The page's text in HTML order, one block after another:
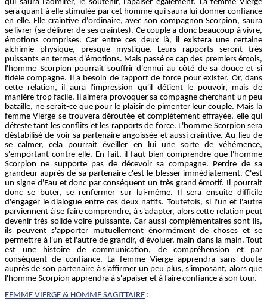
qui saura l'admirer, le soutenir, l'apaiser également. La femme Vierge
sera quant à elle stimulée par cet homme qui saura lui donner confiance
en elle. Elle craintive d'ordinaire, avec son compagnon Scorpion, saura
se livrer (se délivrer de ses craintes). Ce couple a donc beaucoup à vivre,
émotions comprises. Car entre ces deux là, il existera une certaine
alchimie physique, presque mystique. Leurs rapports seront très
puissants en termes d'émotions. Mais passé ce cap des premiers émois,
l'homme Scorpion pourrait souffrir d'ennui au côté de sa douce et si
fidèle compagne. Il a besoin de rapport de force pour exister. Or, dans
cette relation, il aura l'impression qu'il détient le pouvoir, mais de
manière trop facile. Il aimera provoquer sa compagne cherchant un peu
bataille, ne serait-ce que pour le plaisir de pimenter leur couple. Mais la
femme Vierge se trouvera déroutée et complètement effrayée, elle qui
déteste tant les conflits et les rapports de force. L'homme Scorpion sera
déstabilisé de voir sa partenaire angoissée et aussi craintive. Au lieu de
se calmer, cela pourrait éveiller en lui une sorte de véhémence,
s'emportant contre elle. En fait, il faut bien comprendre que l'homme
Scorpion ne supporte pas de décevoir sa compagne. Perdre de sa
grandeur auprès de sa partenaire c'est le blesser immédiatement. C'est
un signe d'Eau et donc par conséquent un très grand émotif. Il pourrait
donc se buter, se renfermer sur lui-même. Il sera ensuite difficile
d'engager le dialogue entre ces deux natifs. Toutefois, si l'un et l'autre
parviennent à se faire comprendre, à s'adapter, alors cette relation peut
devenir très solide voire puissante. Car aussi complémentaires sont-ils,
ils peuvent s'apporter mutuellement énormément de choses et se
permettre à l'un et l'autre de grandir, d'évoluer, main dans la main. Tout
est une histoire de communication, de compréhension et par
conséquent de confiance. La femme Vierge apprendra sans doute
auprès de son partenaire à s'affirmer un peu plus, s'imposant, alors que
l'homme Scorpion apprendra à s'apaiser et à faire confiance à son tour.
FEMME VIERGE & HOMME SAGITTAIRE :